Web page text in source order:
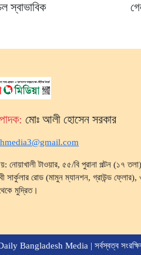
স্বাভাবিক
মোঃ আলী হোসেন সরকার
নোয়াখালী টাওয়ার, ৫৫/বি পুরানা পল্টন (১৭
সার্কুলার রোড (মামুন ম্যানশন, গ্রাউন্ড ফ্লোর),
মুদ্রিত।
Bangladesh Media | সর্বস্বত্ব